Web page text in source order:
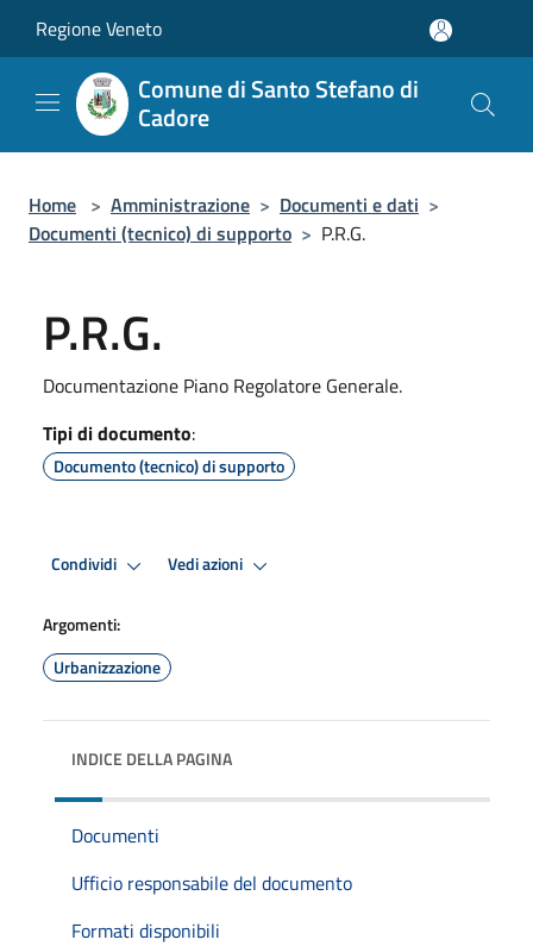
Regione Veneto
Comune di Santo Stefano di
Cadore
Home > Amministrazione > Documenti e dati >
Documenti (tecnico) di supporto > P.R.G.
P.R.G.
Documentazione Piano Regolatore Generale.
Tipi di documento:
Documento (tecnico) di supporto
Condividi Vedi azioni
Argomenti:
Urbanizzazione
INDICE DELLA PAGINA
Documenti
Ufficio responsabile del documento
Formati disponibili